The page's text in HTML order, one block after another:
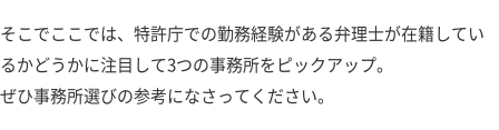
そこでここでは、特許庁での勤務経験がある弁理士が在籍してい
るかどうかに注目して3つの事務所をピックアップ。
ぜひ事務所選びの参考になさってください。